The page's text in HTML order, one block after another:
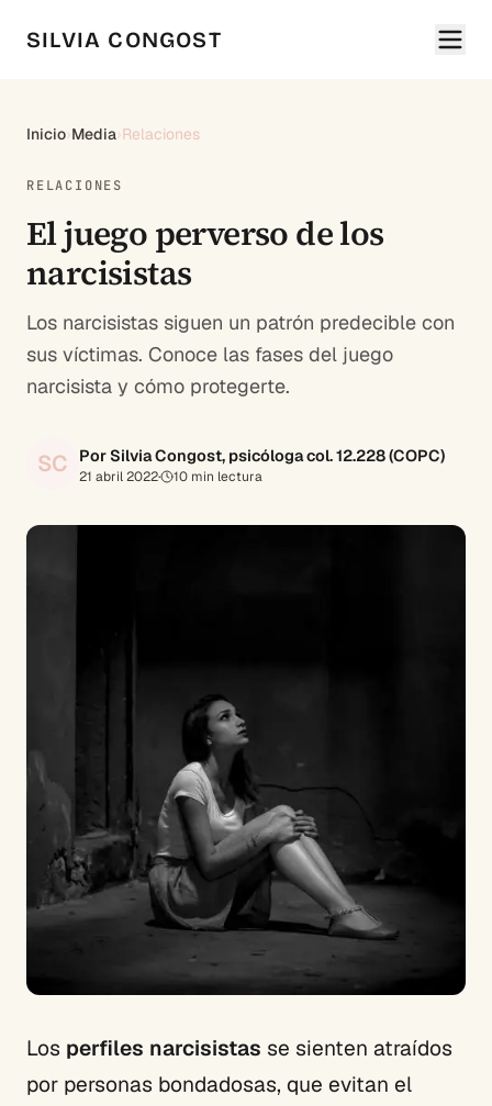
SILVIA CONGOST
Inicio›Media›Relaciones
RELACIONES
El juego perverso de los
narcisistas
Los narcisistas siguen un patrón predecible con
sus víctimas. Conoce las fases del juego
narcisista y cómo protegerte.
SC Por Silvia Congost, psicóloga col. 12.228 (COPC)
21 abril 2022· 10 min lectura
Los perfiles narcisistas se sienten atraídos
por personas bondadosas, que evitan el